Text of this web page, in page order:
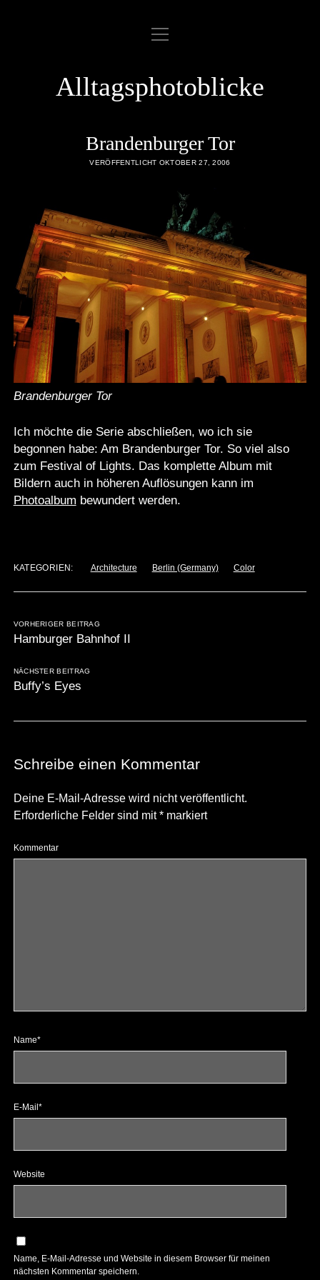
ABOUT
DATENSCHUTZERKLÄRUNG
IMPRESSUM
LINKLIST
SAMPLE PAGE
twitterrss emailflickr
Menü
öffnen
Alltagsphotoblicke
Brandenburger Tor
VERÖFFENTLICHT OKTOBER 27, 2006
Brandenburger Tor
Ich möchte die Serie abschließen, wo ich sie
begonnen habe: Am Brandenburger Tor. So viel also
zum Festival of Lights. Das komplette Album mit
Bildern auch in höheren Auflösungen kann im
Photoalbum bewundert werden.
KATEGORIEN: Architecture Berlin (Germany) Color
VORHERIGER BEITRAG
Hamburger Bahnhof II
NÄCHSTER BEITRAG
Buffy’s Eyes
Schreibe einen Kommentar
Deine E-Mail-Adresse wird nicht veröffentlicht.
Erforderliche Felder sind mit*markiert
Kommentar
Name*
E-Mail*
Website
Name, E-Mail-Adresse und Website in diesem Browser für meinen
nächsten Kommentar speichern.